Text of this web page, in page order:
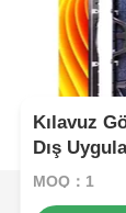
Kılavuz
Dış
Ekranı
MOQ：1